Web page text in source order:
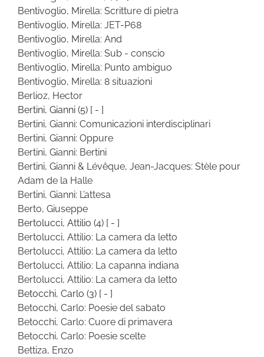
Bentivoglio, Mirella: Scritture di pietra
Bentivoglio, Mirella: JET-P68
Bentivoglio, Mirella: And
Bentivoglio, Mirella: Sub - conscio
Bentivoglio, Mirella: Punto ambiguo
Bentivoglio, Mirella: 8 situazioni
Berlioz, Hector
Bertini, Gianni (5) [ - ]
Bertini, Gianni: Comunicazioni interdisciplinari
Bertini, Gianni: Oppure
Bertini, Gianni: Bertini
Bertini, Gianni & Lévêque, Jean-Jacques: Stèle pour
Adam de la Halle
Bertini, Gianni: L’attesa
Berto, Giuseppe
Bertolucci, Attilio (4) [ - ]
Bertolucci, Attilio: La camera da letto
Bertolucci, Attilio: La camera da letto
Bertolucci, Attilio: La capanna indiana
Bertolucci, Attilio: La camera da letto
Betocchi, Carlo (3) [ - ]
Betocchi, Carlo: Poesie del sabato
Betocchi, Carlo: Cuore di primavera
Betocchi, Carlo: Poesie scelte
Bettiza, Enzo